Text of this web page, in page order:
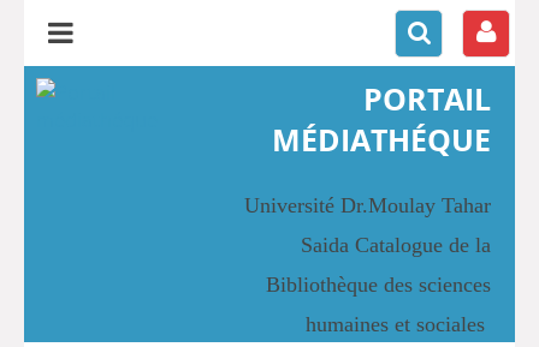
PORTAIL
MÉDIATHÉQUE
Université Dr.Moulay Tahar
Saida Catalogue de la
Bibliothèque des sciences
humaines et sociales